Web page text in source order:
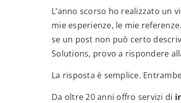
L’anno scorso ho realizzato un
mie esperienze, le mie
se un post non può certo
Solutions, provo a rispondere
La risposta è semplice.
Da oltre 20 anni offro servizi di